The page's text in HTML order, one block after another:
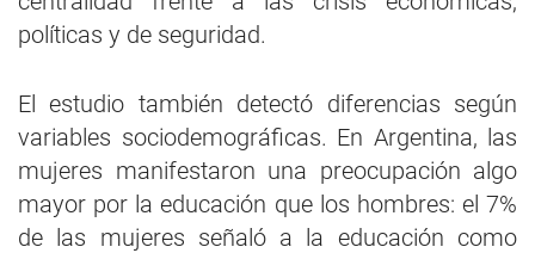
políticas y de seguridad.
El estudio también detectó diferencias según
variables sociodemográficas. En Argentina, las
mujeres manifestaron una preocupación algo
mayor por la educación que los hombres: el 7%
de las mujeres señaló a la educación como